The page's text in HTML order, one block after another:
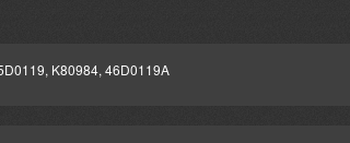
K80984, 46D0119A